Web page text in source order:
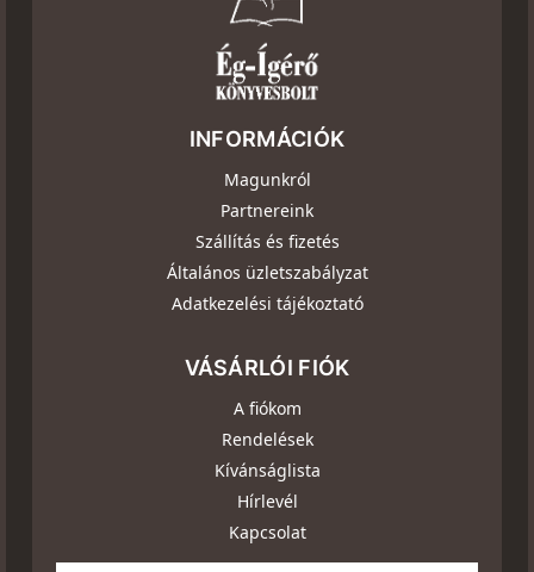
INFORMÁCIÓK
Magunkról
Partnereink
Szállítás és fizetés
Általános üzletszabályzat
Adatkezelési tájékoztató
VÁSÁRLÓI FIÓK
A fiókom
Rendelések
Kívánságlista
Hírlevél
Kapcsolat